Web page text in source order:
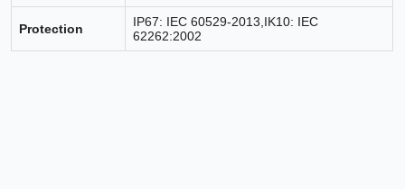
Protection
IP67: IEC 60529-2013,IK10: IEC
62262:2002